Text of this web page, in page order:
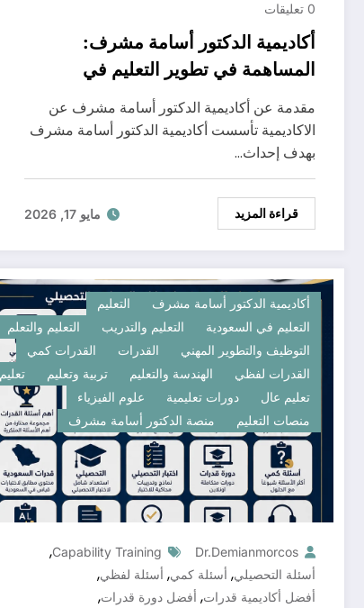
0 تعليقات
أكاديمية الدكتور أسامة مشرف:
المساهمة في تطوير التعليم في
السعودية 0571127384
مقدمة عن أكاديمية الدكتور أسامة مشرف عن
الاكاديمية تأسست أكاديمية الدكتور أسامة مشرف
بهدف إحداث…
قراءة المزيد مايو 17, 2026
أكاديمية الدكتور أسامة مشرف
التعليم
التعليم في السعودية
التعليم والتدريب
التعليم والتعلم
التوظيف والتطوير المهني
القدرات
القدرات كمي
القدرات لفظي
الهندسة والتعليم تربية وتعليم
تعليم
تعليم عال
دورات تعليمية
علوم الفيزياء
منصات التعليم
منصة الدكتور أسامة مشرف
Dr.demianmorcos
Capability Training
,
أسئلة التحصيلي, أسئلة كمي, أسئلة لفظي,
أفضل أكاديمية قدرات, أفضل دورة قدرات,